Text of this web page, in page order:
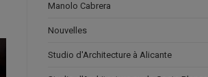
Manolo Cabrera
Nouvelles
Studio d'Architecture à Alicante